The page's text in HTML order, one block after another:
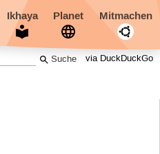
Ikhaya Planet Mitmachen
via DuckDuckGo